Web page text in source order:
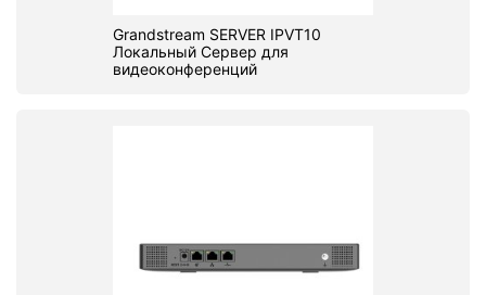
Grandstream SERVER IPVT10
Локальный Сервер для
видеоконференций